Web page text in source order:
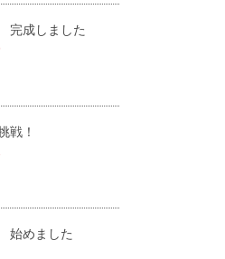
完成しました
戦！
始めました